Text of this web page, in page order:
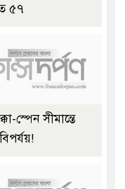
৫৭
স্পেন সীমান্তে